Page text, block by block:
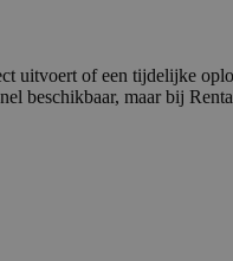
uitvoert of een tijdelijke
beschikbaar, maar bij